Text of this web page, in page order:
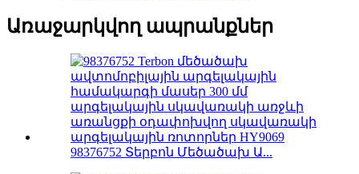
Առաջարկվող ապրանքներ
98376752 Տերբոն Մեծածախ Ա...